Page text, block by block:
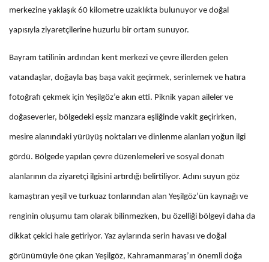
merkezine yaklaşık 60 kilometre uzaklıkta bulunuyor ve doğal
yapısıyla ziyaretçilerine huzurlu bir ortam sunuyor.
Bayram tatilinin ardından kent merkezi ve çevre illerden gelen
vatandaşlar, doğayla baş başa vakit geçirmek, serinlemek ve hatıra
fotoğrafı çekmek için Yeşilgöz’e akın etti. Piknik yapan aileler ve
doğaseverler, bölgedeki eşsiz manzara eşliğinde vakit geçirirken,
mesire alanındaki yürüyüş noktaları ve dinlenme alanları yoğun ilgi
gördü. Bölgede yapılan çevre düzenlemeleri ve sosyal donatı
alanlarının da ziyaretçi ilgisini artırdığı belirtiliyor. Adını suyun göz
kamaştıran yeşil ve turkuaz tonlarından alan Yeşilgöz’ün kaynağı ve
renginin oluşumu tam olarak bilinmezken, bu özelliği bölgeyi daha da
dikkat çekici hale getiriyor. Yaz aylarında serin havası ve doğal
görünümüyle öne çıkan Yeşilgöz, Kahramanmaraş’ın önemli doğa